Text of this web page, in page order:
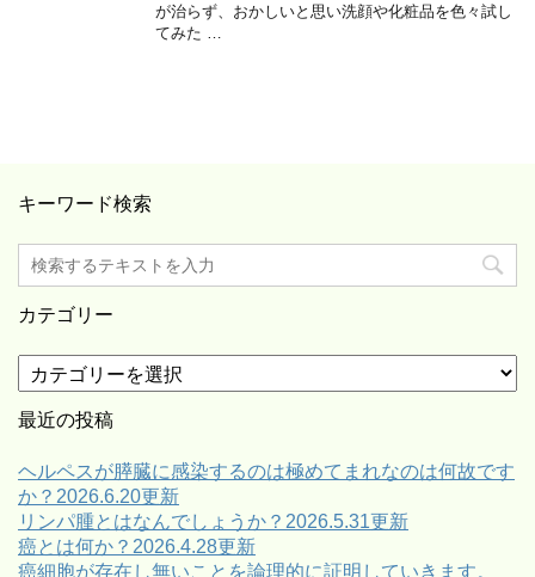
が治らず、おかしいと思い洗顔や化粧品を色々試し
てみた …
キーワード検索
カテゴリー
テ
ゴ
ー
最近の投稿
ヘルペスが膵臓に感染するのは極めてまれなのは何故です
か？2026.6.20更新
リンパ腫とはなんでしょうか？2026.5.31更新
癌とは何か？2026.4.28更新
癌細胞が存在し無いことを論理的に証明していきます。